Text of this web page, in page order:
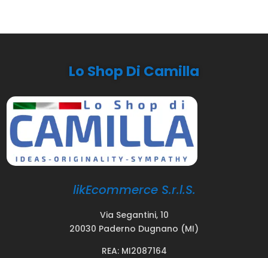
Lo Shop Di Camilla
likEcommerce S.r.l.S.
Via Segantini, 10
20030 Paderno Dugnano (MI)
REA: MI2087164